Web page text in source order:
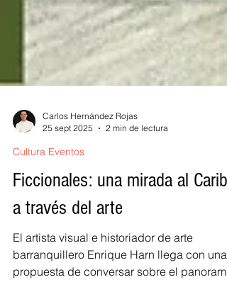
25 sept 2025
Cultura Eventos
Ficcionales: una mirada al Caribe
a través del arte
El artista visual e historiador de arte
barranquillero Enrique Harn llega con una